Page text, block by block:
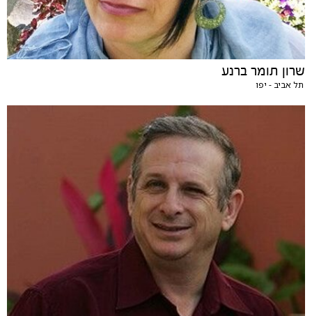
שרון תומר ברנע
תל אביב - יפו